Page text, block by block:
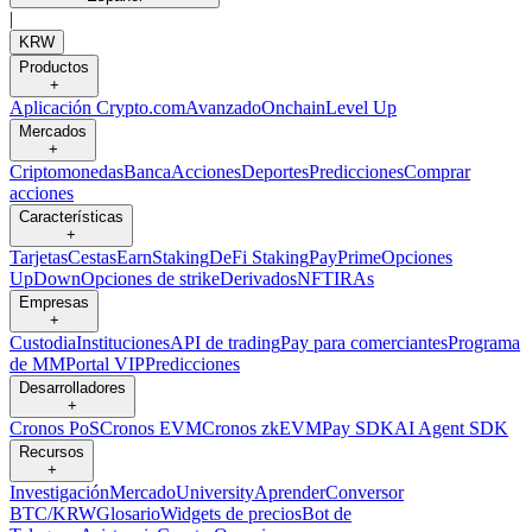
|
KRW
Productos
+
Aplicación Crypto.comAvanzadoOnchainLevel Up
Mercados
+
CriptomonedasBancaAccionesDeportesPrediccionesComprar
acciones
Características
+
TarjetasCestasEarnStakingDeFi StakingPayPrimeOpciones
UpDownOpciones de strikeDerivadosNFTIRAs
Empresas
+
CustodiaInstitucionesAPI de tradingPay para comerciantesPrograma
de MMPortal VIPPredicciones
Desarrolladores
+
Cronos PoSCronos EVMCronos zkEVMPay SDKAI Agent SDK
Recursos
+
InvestigaciónMercadoUniversityAprenderConversor
BTC/KRWGlosarioWidgets de preciosBot de